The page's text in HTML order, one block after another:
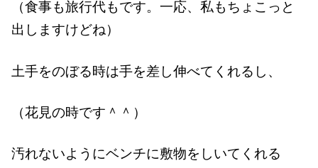
（食事も旅行代もです。一応、私もちょこっと
出しますけどね）
土手をのぼる時は手を差し伸べてくれるし、
（花見の時です＾＾）
汚れないようにベンチに敷物をしいてくれる